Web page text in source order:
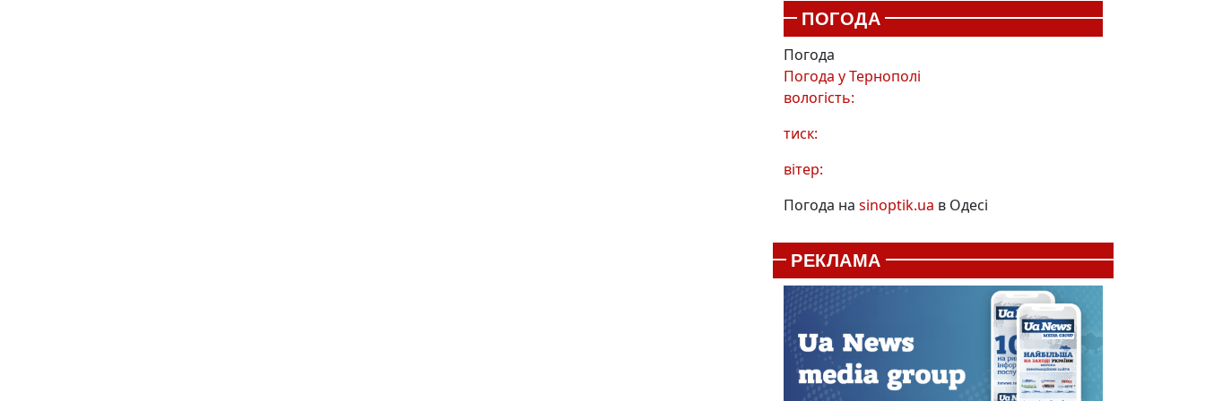
ПОГОДА
Погода
Погода уТернополі
вологість:
тиск:
вітер:
Погода на sinoptik.ua в Одесі
РЕКЛАМА